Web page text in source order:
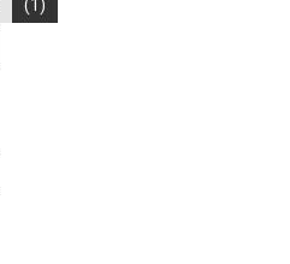
(1)